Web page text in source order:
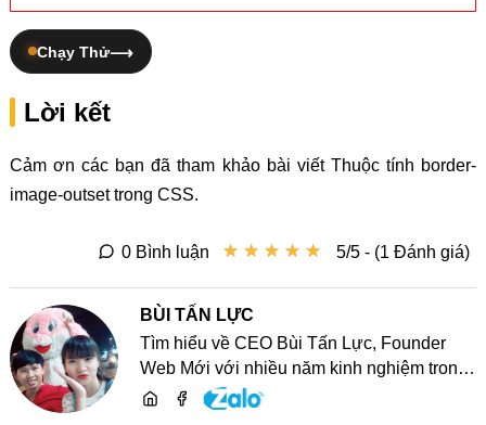
Chạy Thử
Lời kết
Cảm ơn các bạn đã tham khảo bài viết Thuộc tính border-
image-outset trong CSS.
★ ★ ★ ★ ★
★ ★ ★ ★ ★ 5/5 - (1 Đánh giá)
0 Bình luận
BÙI TẤN LỰC
Tìm hiểu về CEO Bùi Tấn Lực, Founder
Web Mới với nhiều năm kinh nghiệm trong
lĩnh vực phát triển website, SEO và chia sẻ